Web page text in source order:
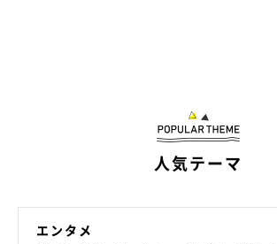
人気テーマ
エンタメ